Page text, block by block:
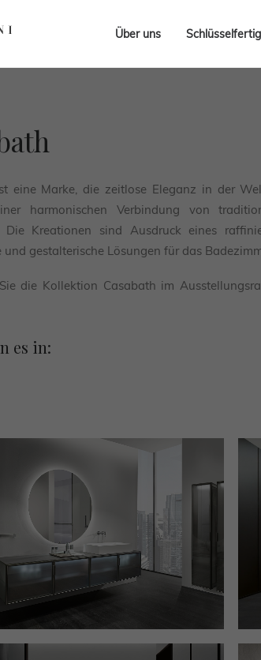
Über uns
eine Marke, die zeitlose Eleganz in der
harmonischen Verbindung von
Die Kreationen sind Ausdruck eines
gestalterische Lösungen für das
die Kollektion Casabath im
es in: